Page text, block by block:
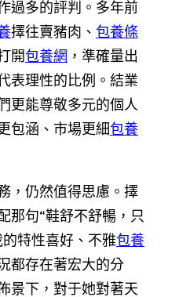
過多的評判。多年前
擇往賣豬肉、 包養條
開包養網 ，準確量出
表理性的比例。結業
更能尊敬多元的個人
包涵、市場更細包養
，仍然值得思慮。擇
那句“鞋舒不舒暢，只
特性喜好、不雅包養
都存在著宏大的分
景下，對于她對著天